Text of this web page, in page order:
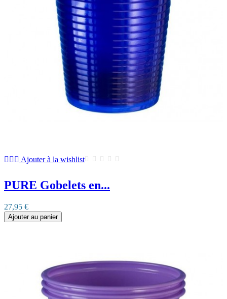
Ajouter à la wishlist
PURE Gobelets en...
27,95 €
Ajouter au panier